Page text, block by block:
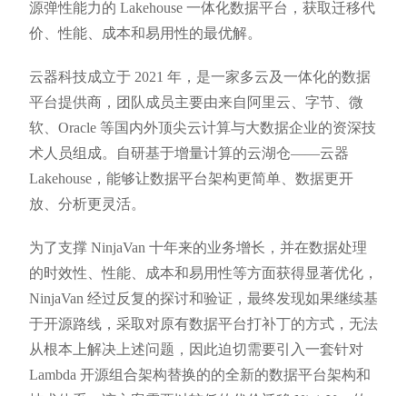
源弹性能力的 Lakehouse 一体化数据平台，获取迁移代
价、性能、成本和易用性的最优解。
云器科技成立于 2021 年，是一家多云及一体化的数据
平台提供商，团队成员主要由来自阿里云、字节、微
软、Oracle 等国内外顶尖云计算与大数据企业的资深技
术人员组成。自研基于增量计算的云湖仓——云器
Lakehouse，能够让数据平台架构更简单、数据更开
放、分析更灵活。
为了支撑 NinjaVan 十年来的业务增长，并在数据处理
的时效性、性能、成本和易用性等方面获得显著优化，
NinjaVan 经过反复的探讨和验证，最终发现如果继续基
于开源路线，采取对原有数据平台打补丁的方式，无法
从根本上解决上述问题，因此迫切需要引入一套针对
Lambda 开源组合架构替换的的全新的数据平台架构和